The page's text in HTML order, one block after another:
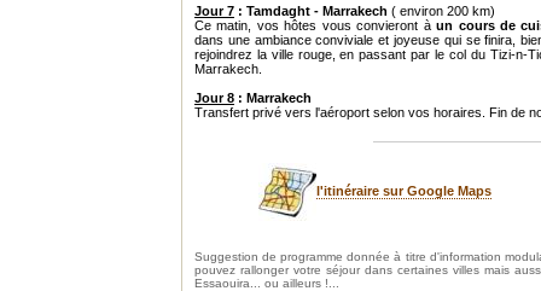
Jour 7 : Tamdaght - Marrakech ( environ 200 km)
Ce matin, vos hôtes vous convieront àun cours de
dans une ambiance conviviale et joyeuse qui se finira,
rejoindrez la ville rouge, en passant par le col du Tizi-n-
Marrakech.
Jour 8 : Marrakech
Transfert privé vers l'aéroport selon vos horaires. Fin de
l'itinéraire sur Google Maps
Suggestion de programme donnée à titre d'information
pouvez rallonger votre séjour dans certaines villes mais
Essaouira... ou ailleurs !...